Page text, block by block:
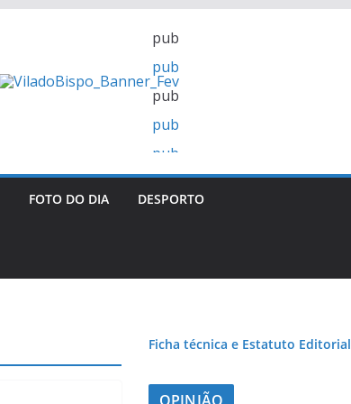
pub
pub
pub
pub
pub
FOTO DO DIA DESPORTO
Ficha técnica e Estatuto Editorial